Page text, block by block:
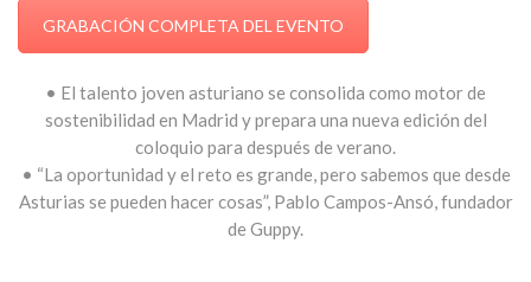
GRABACIÓN COMPLETA DEL EVENTO
• El talento joven asturiano se consolida como motor de
sostenibilidad en Madrid y prepara una nueva edición del
coloquio para después de verano.
• “La oportunidad y el reto es grande, pero sabemos que desde
Asturias se pueden hacer cosas”, Pablo Campos-Ansó, fundador
de Guppy.